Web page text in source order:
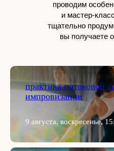
проводим
и мастер-
тщательно
вы получаете
практика потоковой
импровизации
9 августа, воскресенье,